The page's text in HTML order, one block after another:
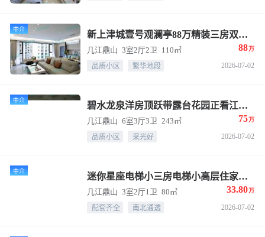
中介
新上津城壹号观澜亭88万精装三房双卫，横厅户型全新装修看江
几江鼎山 3室2厅2卫 110㎡ 88万
品质小区 繁华地段 2026-07-02
中介
碧水龙泉洋房顶跃带露台花园正看江景房95万跃层243平方6-7房间电梯洋房
几江鼎山 6室3厅3卫 243㎡ 75万
品质小区 采光好 2026-07-02
中介
迷你星座电梯小三房电梯小高层住家装修33.8万
几江鼎山 3室2厅1卫 80㎡ 33.80万
配套齐全 南北通透 2026-07-02